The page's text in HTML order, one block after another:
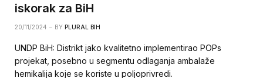
iskorak za BiH
20/11/2024 BY PLURAL BIH
UNDP BiH: Distrikt jako kvalitetno implementirao POPs
projekat, posebno u segmentu odlaganja ambalaže
hemikalija koje se koriste u poljoprivredi.